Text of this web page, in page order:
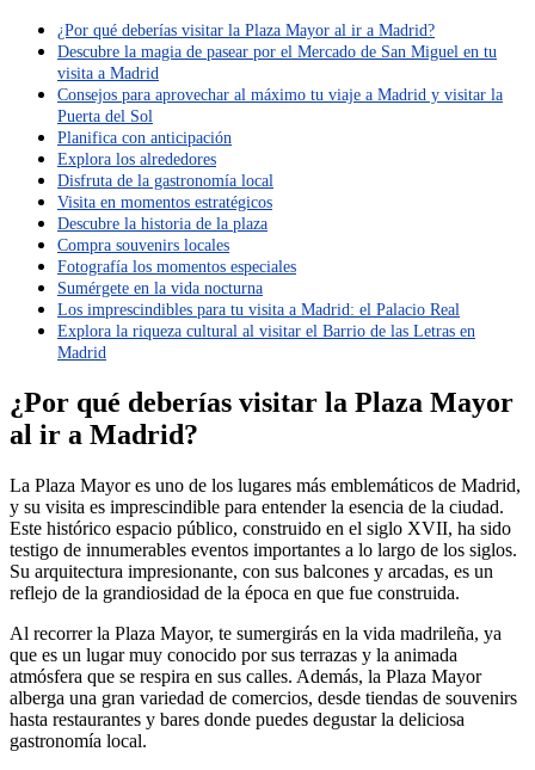
¿Por qué deberías visitar la Plaza Mayor al ir a Madrid?
Descubre la magia de pasear por el Mercado de San Miguel en tu
visita a Madrid
Consejos para aprovechar al máximo tu viaje a Madrid y visitar la
Puerta del Sol
Planifica con anticipación
Explora los alrededores
Disfruta de la gastronomía local
Visita en momentos estratégicos
Descubre la historia de la plaza
Compra souvenirs locales
Fotografía los momentos especiales
Sumérgete en la vida nocturna
Los imprescindibles para tu visita a Madrid: el Palacio Real
Explora la riqueza cultural al visitar el Barrio de las Letras en
Madrid
¿Por qué deberías visitar la Plaza Mayor
al ir a Madrid?
La Plaza Mayor es uno de los lugares más emblemáticos de Madrid,
y su visita es imprescindible para entender la esencia de la ciudad.
Este histórico espacio público, construido en el siglo XVII, ha sido
testigo de innumerables eventos importantes a lo largo de los siglos.
Su arquitectura impresionante, con sus balcones y arcadas, es un
reflejo de la grandiosidad de la época en que fue construida.
Al recorrer la Plaza Mayor, te sumergirás en la vida madrileña, ya
que es un lugar muy conocido por sus terrazas y la animada
atmósfera que se respira en sus calles. Además, la Plaza Mayor
alberga una gran variedad de comercios, desde tiendas de souvenirs
hasta restaurantes y bares donde puedes degustar la deliciosa
gastronomía local.